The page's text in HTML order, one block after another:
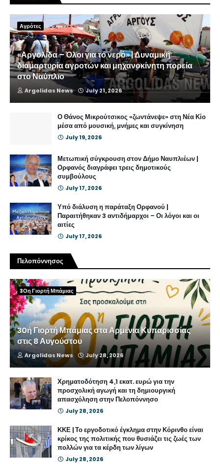
Αγρότες
«Αργολίδα – Όλοι για το νερό» | Δυναμική
διαμαρτυρία αγροτών και μηχανοκίνητη πορεία
στο Ναύπλιο
Argolidas News July 21, 2026
Ο Θάνος Μικρούτσικος «ζωντάνεψε» στη Νέα Κίο
μέσα από μουσική, μνήμες και συγκίνηση
July 19, 2026
Μετωπική σύγκρουση στον Δήμο Ναυπλιέων |
Ορφανός διαγράφει τρεις δημοτικούς
συμβούλους
July 17, 2026
Υπό διάλυση η παράταξη Ορφανού |
Παραιτήθηκαν 3 αντιδήμαρχοι – Οι λόγοι και οι
αιτίες
July 17, 2026
Πελοπόννησος
3Οη Γιορτή Μπάμιας
30ή Γιορτή Μπάμιας στα Αρμένια Κυπαρισσίας
στις 8 Αυγούστου
Argolidas News July 28, 2026
Χρηματοδότηση 4,1 εκατ. ευρώ για την
προσχολική αγωγή και τη δημιουργική
απασχόληση στην Πελοπόννησο
July 28, 2026
ΚΚΕ | Το εργοδοτικό έγκλημα στην Κόρινθο είναι
κρίκος της πολιτικής που θυσιάζει τις ζωές των
πολλών για τα κέρδη των λίγων
July 28, 2026